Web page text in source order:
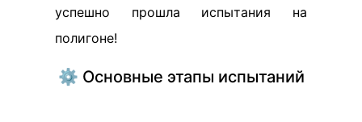
успешно прошла испытания на
полигоне!
⚙️ Основные этапы испытаний